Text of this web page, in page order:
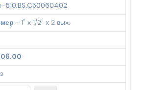
-510.BS.C50060402
- 1" х 1/2" х 2 вых.